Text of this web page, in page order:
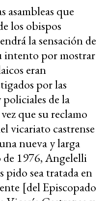
asambleas que
los obispos
la sensación de
intento por mostrar
eran
por las
de la
que su reclamo
vicariato castrense
nueva y larga
de 1976, Angelelli
pido sea tratada en
[del Episcopado